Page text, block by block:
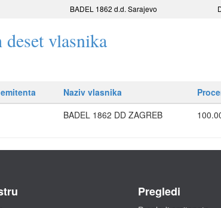
BADEL 1862 d.d. Sarajevo
vlasnika
Naziv vlasnika
BADEL 1862 DD ZAGREB
Pregledi